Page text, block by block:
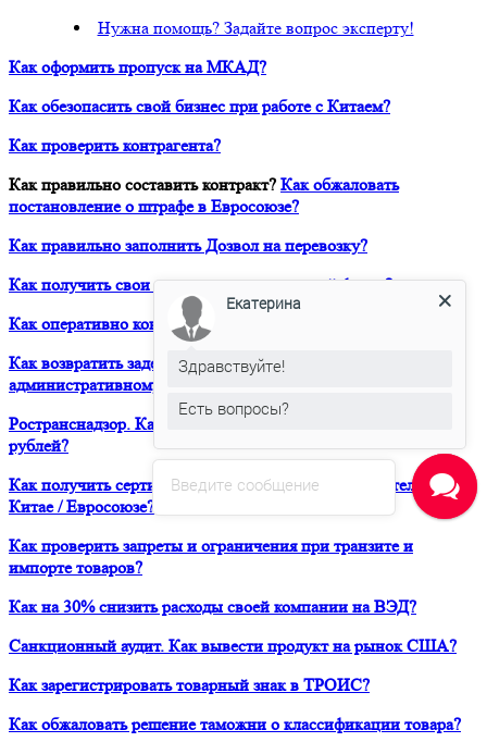
Нужна помощь? Задайте вопрос эксперту!
Как оформить пропуск на МКАД?
Как обезопасить свой бизнес при работе с Китаем?
Как проверить контрагента?
Как правильно составить контракт? Как обжаловать
постановление о штрафе в Евросоюзе?
Как правильно заполнить Дозвол на перевозку?
Как получить свои деньги за неоплаченный фрахт?
Как оперативно консультироваться в ЮРВЕСТ 24/7?
Как возвратить задержанный таможней товар по
административному делу?
Ространснадзор. Как избежать штрафа в размере 200 000
рублей?
Как получить сертификат о форс-мажорных обстоятельствах в
Китае / Евросоюзе?
Как проверить запреты и ограничения при транзите и
импорте товаров?
Как на 30% снизить расходы своей компании на ВЭД?
Санкционный аудит. Как вывести продукт на рынок США?
Как зарегистрировать товарный знак в ТРОИС?
Как обжаловать решение таможни о классификации товара?
Введите сообщение
Екатерина
Здравствуйте!
Есть вопросы?